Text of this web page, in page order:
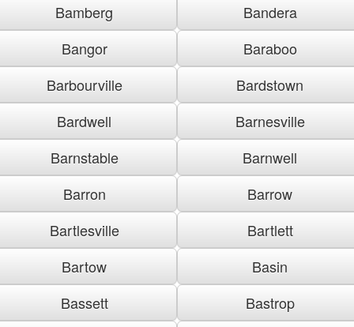
Bamberg
Bandera
Bangor
Baraboo
Barbourville
Bardstown
Bardwell
Barnesville
Barnstable
Barnwell
Barron
Barrow
Bartlesville
Bartlett
Bartow
Basin
Bassett
Bastrop